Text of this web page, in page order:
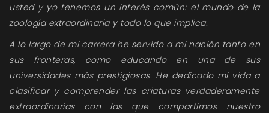
usted y yo tenemos un interés común: el mundo de la
zoología extraordinaria y todo lo que implica.
A lo largo de mi carrera he servido a mi nación tanto en
sus fronteras, como educando en una de sus
universidades más prestigiosas. He dedicado mi vida a
clasificar y comprender las criaturas verdaderamente
extraordinarias con las que compartimos nuestro